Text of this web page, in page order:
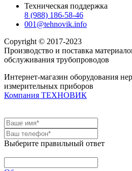
Техническая поддержка
8 (988) 186-58-46
001@tehnovik.info
Copyright © 2017-2023
Производство и поставка
обслуживания трубопроводов
Интернет-магазин оборудования
измерительных приборов
Компания ТЕХНОВИК
Выберите правильный ответ